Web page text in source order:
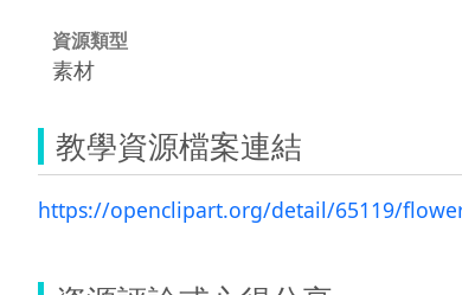
資源類型
素材
教學資源檔案連結
https://openclipart.org/detail/65119/